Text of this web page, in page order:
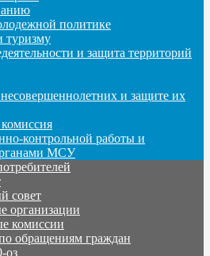
политике
туризму
и защита территорий
и защите их
контрольной работы и
МСУ
совет
организации
комиссии
обращениям граждан
оз